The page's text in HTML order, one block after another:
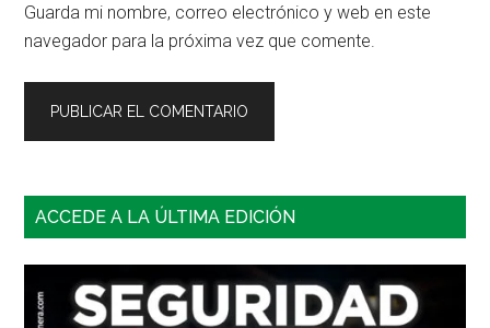
Guarda mi nombre, correo electrónico y web en este
navegador para la próxima vez que comente.
Barra
principal
ACCEDE A LA ÚLTIMA EDICIÓN